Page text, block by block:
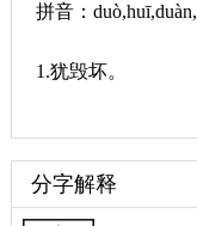
拼音：duò,huī,duàn,
1.犹毁坏。
分字解释